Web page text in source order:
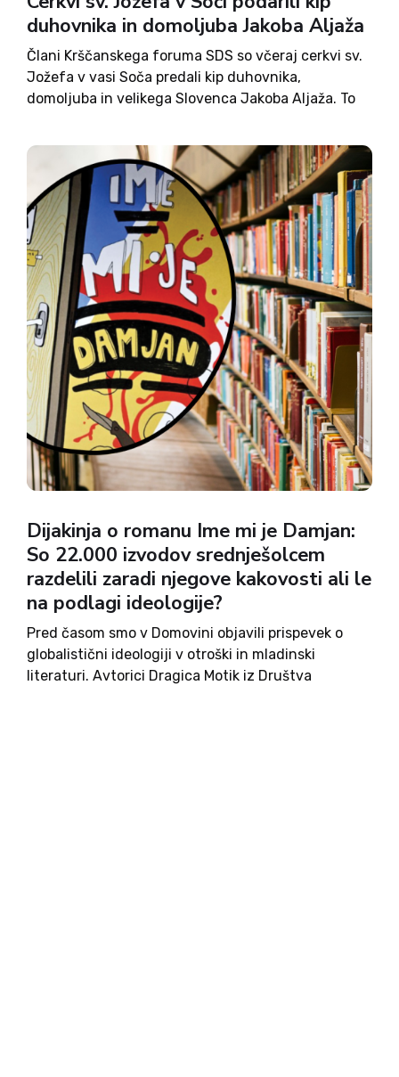
duhovnika in domoljuba Jakoba Aljaža
Člani Krščanskega foruma SDS so včeraj cerkvi sv.
Jožefa v vasi Soča predali kip duhovnika,
domoljuba in velikega Slovenca Jakoba Aljaža. To
življenju. Dogodek je bil, kot pravijo, izraz
spoštovanja...
Dijakinja o romanu Ime mi je Damjan:
So 22.000 izvodov srednješolcem
razdelili zaradi njegove kakovosti ali le
na podlagi ideologije?
Pred časom smo v Domovini objavili prispevek o
globalistični ideologiji v otroški in mladinski
literaturi. Avtorici Dragica Motik iz Društva